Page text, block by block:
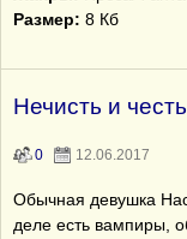
Размер: 8 Кб
Нечисть и честь
0 12.06.2017
Обычная девушка
деле есть вампиры,